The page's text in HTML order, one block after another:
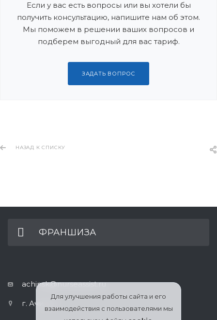
Если у вас есть вопросы или вы хотели бы
получить консультацию, напишите нам об этом.
Мы поможем в решении ваших вопросов и
подберем выгодный для вас тариф.
ЗАДАТЬ ВОПРОС
НАЗАД К СПИСКУ
ФРАНШИЗА
achinsk@nurseassist.ru
г. Ачинск
Для улучшения работы сайта и его
взаимодействия с пользователями мы